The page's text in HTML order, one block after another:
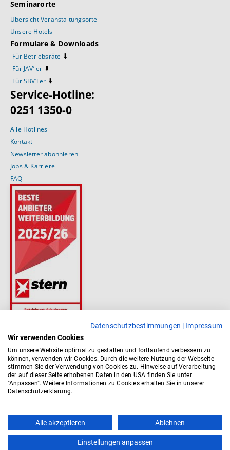
Datenschutzbestimmungen | Impressum
Wir verwenden Cookies
Um unsere Website optimal zu gestalten und fortlaufend verbessern zu
können, verwenden wir Cookies. Durch die weitere Nutzung der Webseite
stimmen Sie der Verwendung von Cookies zu. Hinweise auf Verarbeitung
der auf dieser Seite erhobenen Daten in den USA finden Sie unter
"Anpassen". Weitere Informationen zu Cookies erhalten Sie in unserer
Datenschutzerklärung.
Alle akzeptieren Ablehnen
Einstellungen anpassen
Seminarorte
Übersicht Veranstaltungsorte
Unsere Hotels
Formulare & Downloads
Für Betriebsräte ⬇️
Für JAV’ler ⬇️
Für SBV’Ler ⬇️
Service-Hotline:
0251 1350-0
Alle Hotlines
Kontakt
Newsletter abonnieren
Jobs & Karriere
FAQ